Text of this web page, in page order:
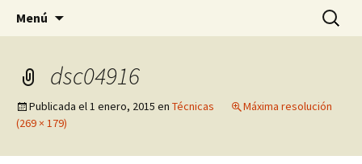
Quintasnovas
Pagina sobre licores,viño, cervexa, sidra,
receitas, fotografia, agricultura, informatica,
linux e outras afeccións
Menú Buscar:
dsc04916
Publicada el1 enero, 2015 en Técnicas
Máxima resolución
(269 × 179)